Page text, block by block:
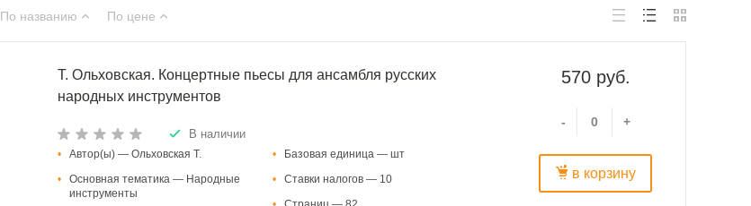
По названию По цене
570 руб.
- +
в корзину
Т. Ольховская. Концертные пьесы для ансамбля русских
народных инструментов
В наличии
•
Автор(ы) — Ольховская Т.
•
Основная тематика — Народные
инструменты
•
Базовая единица — шт
•
Ставки налогов — 10